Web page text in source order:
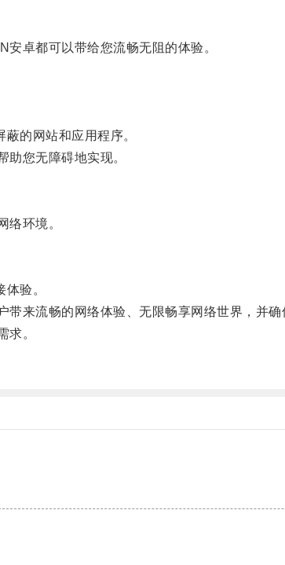
卓都可以带给您流畅无阻的体验。
的网站和应用程序。
您无障碍地实现。
环境。
验。
流畅的网络体验、无限畅享网络世界，并确
。